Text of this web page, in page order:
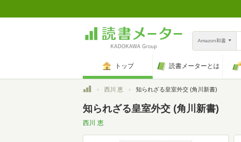
Amazon和書
トップ 読書メーターとは
トップ西川 恵 知られざる皇室外交 (角川新書)
知られざる皇室外交 (角川新書)
西川 恵